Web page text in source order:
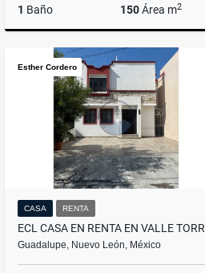
1 Baño 150Área m2
$6,000,000
Esther Cordero
CASA RENTA
Guadalupe, Nuevo León, México